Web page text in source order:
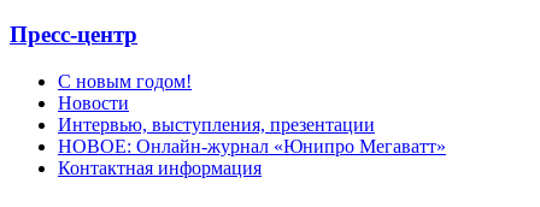
Пресс-центр
С новым годом!
Новости
Интервью, выступления, презентации
НОВОЕ: Онлайн-журнал «Юнипро Мегаватт»
Контактная информация